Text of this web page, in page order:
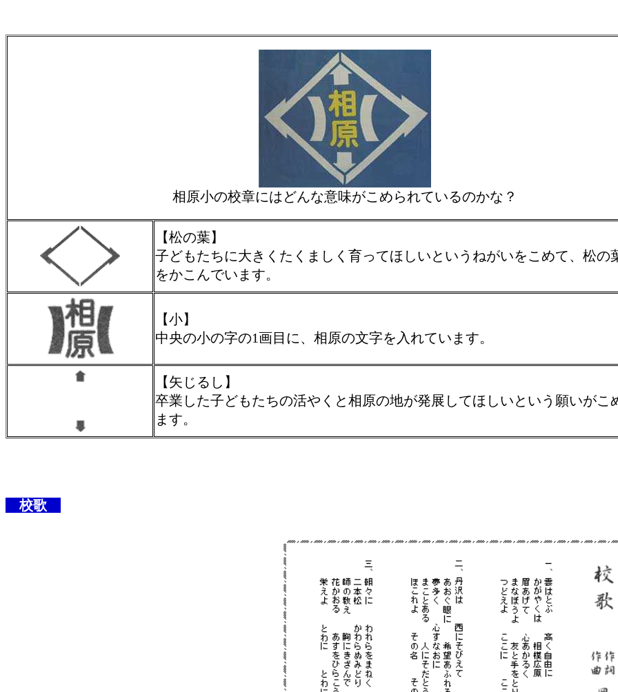
相原小の校章にはどんな意味がこめられているのかな？
【松の葉】
子どもたちに大きくたくましく育ってほしいというねがいをこめて、松の
をかこんでいます。
【小】
中央の小の字の1画目に、相原の文字を入れています。
【矢じるし】
卒業した子どもたちの活やくと相原の地が発展してほしいという願いがこ
ます。
校歌